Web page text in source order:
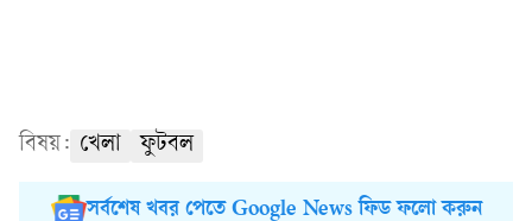
বিষয়: খেলা ফুটবল
সর্বশেষ খবর পেতে Google News ফিড ফলো করুন